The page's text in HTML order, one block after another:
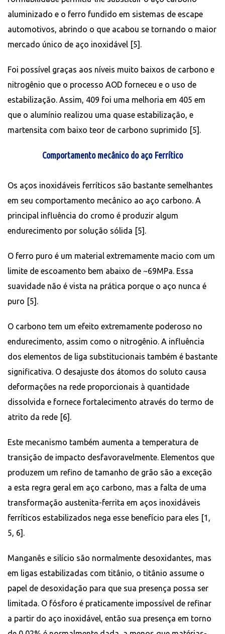
aluminizado e o ferro fundido em sistemas de escape
automotivos, abrindo o que acabou se tornando o maior
mercado único de aço inoxidável [5].
Foi possível graças aos níveis muito baixos de carbono e
nitrogênio que o processo AOD forneceu e o uso de
estabilização. Assim, 409 foi uma melhoria em 405 em
que o alumínio realizou uma quase estabilização, e
martensita com baixo teor de carbono suprimido [5].
Comportamento mecânico do aço Ferrítico
Os aços inoxidáveis ​​ferríticos são bastante semelhantes
em seu comportamento mecânico ao aço carbono. A
principal influência do cromo é produzir algum
endurecimento por solução sólida [5].
O ferro puro é um material extremamente macio com um
limite de escoamento bem abaixo de ~69MPa. Essa
suavidade não é vista na prática porque o aço nunca é
puro [5].
O carbono tem um efeito extremamente poderoso no
endurecimento, assim como o nitrogênio. A influência
dos elementos de liga substitucionais também é bastante
significativa. O desajuste dos átomos do soluto causa
deformações na rede proporcionais à quantidade
dissolvida e fornece fortalecimento através do termo de
atrito da rede [6].
Este mecanismo também aumenta a temperatura de
transição de impacto desfavoravelmente. Elementos que
produzem um refino de tamanho de grão são a exceção
a esta regra geral em aço carbono, mas a falta de uma
transformação austenita-ferrita em aços inoxidáveis ​​
ferríticos estabilizados nega esse benefício para eles [1,
5, 6].
Manganês e silício são normalmente desoxidantes, mas
em ligas estabilizadas com titânio, o titânio assume o
papel de desoxidação para que sua presença possa ser
limitada. O fósforo é praticamente impossível de refinar
a partir do aço inoxidável, então sua presença em torno